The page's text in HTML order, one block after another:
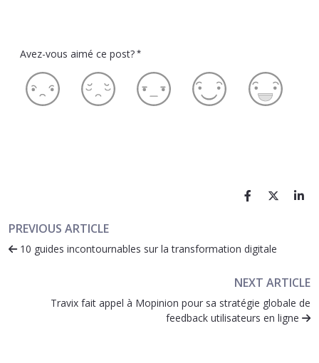
Avez-vous aimé ce post? *
PREVIOUS ARTICLE
10 guides incontournables sur la transformation digitale
NEXT ARTICLE
Travix fait appel à Mopinion pour sa stratégie globale de
feedback utilisateurs en ligne